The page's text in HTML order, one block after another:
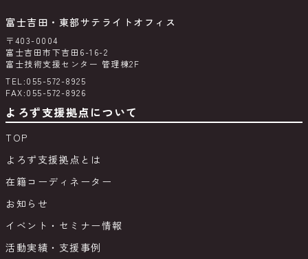
富士吉田・東部サテライトオフィス
〒403-0004
富士吉田市下吉田6-16-2
富士技術支援センター 管理棟2F
TEL:055-572-8925
FAX:055-572-8926
よろず支援拠点について
TOP
よろず支援拠点とは
在籍コーディネーター
お知らせ
イベント・セミナー情報
活動実績・支援事例